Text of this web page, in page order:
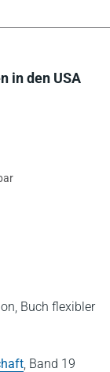
in den USA
Buch flexibler
, Band 19